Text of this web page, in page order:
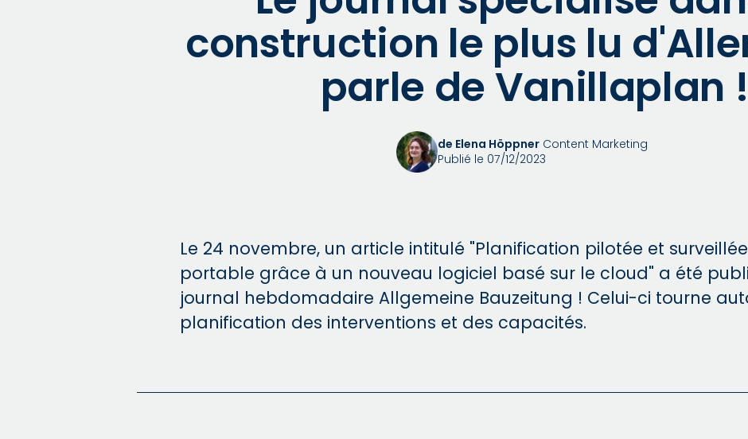
construction le plus lu
parle de Vanillaplan !
de Elena Höppner Content Marketing
Publié le 07/12/2023
Le 24 novembre, un article intitulé "Planification pilotée et
portable grâce à un nouveau logiciel basé sur le cloud" a été
journal hebdomadaire Allgemeine Bauzeitung ! Celui-ci tourne
planification des interventions et des capacités.